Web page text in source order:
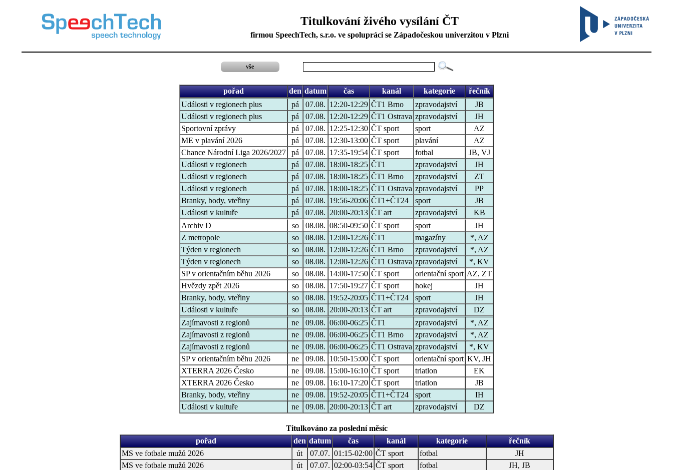
Titulkování živého vysílání ČT
firmou SpeechTech, s.r.o. ve spolupráci se Západočeskou univerzitou v Plzni
vše
pořad den datum čas kanál kategorie
řečník
Události v regionech plus
pá 07.08. 12:20-12:29 ČT1 Brno zpravodajství
JB
Události v regionech plus
pá 07.08. 12:20-12:29 ČT1 Ostrava zpravodajství
JH
Sportovní zprávy
pá 07.08. 12:25-12:30 ČT sport sport
AZ
ME v plavání 2026
pá 07.08. 12:30-13:00 ČT sport plavání
AZ
Chance Národní Liga 2026/2027
pá 07.08. 17:35-19:54 ČT sport fotbal
JB, VJ
Události v regionech
pá 07.08. 18:00-18:25 ČT1 zpravodajství
JH
Události v regionech
pá 07.08. 18:00-18:25 ČT1 Brno zpravodajství
ZT
Události v regionech
pá 07.08. 18:00-18:25 ČT1 Ostrava zpravodajství
PP
Branky, body, vteřiny
pá 07.08. 19:56-20:06 ČT1+ČT24 sport
JB
Události v kultuře
pá 07.08. 20:00-20:13 ČT art zpravodajství
KB
Archiv D
so 08.08. 08:50-09:50 ČT sport sport
JH
Z metropole
so 08.08. 12:00-12:26 ČT1 magazíny
*, AZ
Týden v regionech
so 08.08. 12:00-12:26 ČT1 Brno zpravodajství
*, AZ
Týden v regionech
so 08.08. 12:00-12:26 ČT1 Ostrava zpravodajství
*, KV
SP v orientačním běhu 2026
so 08.08. 14:00-17:50 ČT sport orientační sport AZ, ZT
Hvězdy zpět 2026
so 08.08. 17:50-19:27 ČT sport hokej
JH
Branky, body, vteřiny
so 08.08. 19:52-20:05 ČT1+ČT24 sport
JH
Události v kultuře
so 08.08. 20:00-20:13 ČT art zpravodajství
DZ
Zajímavosti z regionů
ne 09.08. 06:00-06:25 ČT1 zpravodajství
*, AZ
Zajímavosti z regionů
ne 09.08. 06:00-06:25 ČT1 Brno zpravodajství
*, AZ
Zajímavosti z regionů
ne 09.08. 06:00-06:25 ČT1 Ostrava zpravodajství
*, KV
SP v orientačním běhu 2026
ne 09.08. 10:50-15:00 ČT sport orientační sport KV, JH
XTERRA 2026 Česko
ne 09.08. 15:00-16:10 ČT sport triatlon
EK
XTERRA 2026 Česko
ne 09.08. 16:10-17:20 ČT sport triatlon
JB
Branky, body, vteřiny
ne 09.08. 19:52-20:05 ČT1+ČT24 sport
IH
Události v kultuře
ne 09.08. 20:00-20:13 ČT art zpravodajství DZ
Titulkováno za poslední měsíc
pořad
den datum čas kanál kategorie
řečník
MS ve fotbale mužů 2026
út 07.07. 01:15-02:00 ČT sport fotbal
JH
MS ve fotbale mužů 2026
út 07.07. 02:00-03:54 ČT sport fotbal
JH, JB